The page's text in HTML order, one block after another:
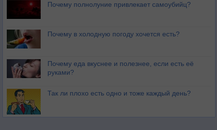
Почему полнолуние привлекает самоубийц?
Почему в холодную погоду хочется есть?
Почему еда вкуснее и полезнее, если есть её
руками?
Так ли плохо есть одно и тоже каждый день?